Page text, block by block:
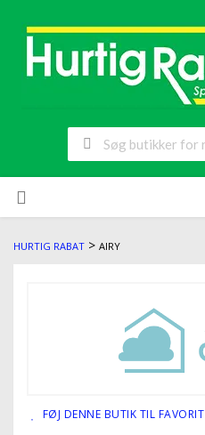
HURTIG RABAT > AIRY
FØJ DENNE BUTIK TIL FAVORIT